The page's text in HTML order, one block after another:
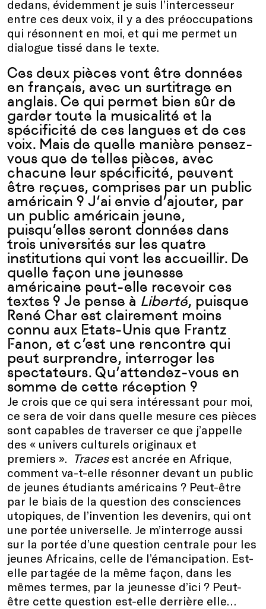
dedans, évidemment je suis l’intercesseur
entre ces deux voix, il y a des préoccupations
qui résonnent en moi, et qui me permet un
dialogue tissé dans le texte.
Ces deux pièces vont être données
en français, avec un surtitrage en
anglais. Ce qui permet bien sûr de
garder toute la musicalité et la
spécificité de ces langues et de ces
voix. Mais de quelle manière pensez-
vous que de telles pièces, avec
chacune leur spécificité, peuvent
être reçues, comprises par un public
américain ? J’ai envie d’ajouter, par
un public américain jeune,
puisqu’elles seront données dans
trois universités sur les quatre
institutions qui vont les accueillir. De
quelle façon une jeunesse
américaine peut-elle recevoir ces
textes ? Je pense à Liberté, puisque
René Char est clairement moins
connu aux Etats-Unis que Frantz
Fanon, et c’est une rencontre qui
peut surprendre, interroger les
spectateurs. Qu’attendez-vous en
somme de cette réception ?
Je crois que ce qui sera intéressant pour moi,
ce sera de voir dans quelle mesure ces pièces
sont capables de traverser ce que j’appelle
des « univers culturels originaux et
premiers ». Tracesest ancrée en Afrique,
comment va-t-elle résonner devant un public
de jeunes étudiants américains ? Peut-être
par le biais de la question des consciences
utopiques, de l’invention les devenirs, qui ont
une portée universelle. Je m’interroge aussi
sur la portée d’une question centrale pour les
jeunes Africains, celle de l’émancipation. Est-
elle partagée de la même façon, dans les
mêmes termes, par la jeunesse d’ici ? Peut-
être cette question est-elle derrière elle…